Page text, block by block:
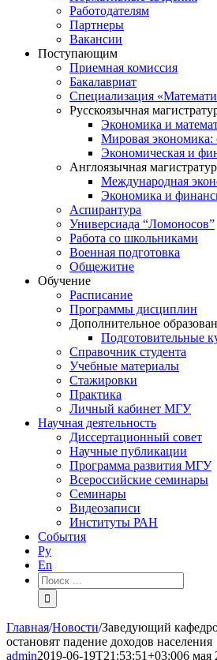
Работодателям
Партнеры
Вакансии
Поступающим
Приемная комиссия
Бакалавриат
Специализация
Русскоязычная
Экономика и
Мировая экономика:
Экономическая и
Англоязычная
Международная
Экономика и
Аспирантура
Универсиада “Ломоносов”
Работа со школьниками
Военная подготовка
Общежитие
Обучение
Расписание
Программы дисциплин
Дополнительное
Подготовительные
Справочник студента
Учебные материалы
Стажировки
Практика
Личный кабинет МГУ
Научная деятельность
Диссертационный совет
Научные публикации
Программа развития МГУ
Всероссийские семинары
Семинары
Видеозаписи
Институты РАН
События
Ру
En
Результат
поиска:
Главная/Новости/Заведующий
остановят падение доходов населения
admin2019-06-19T21:53:51+03:006 мая